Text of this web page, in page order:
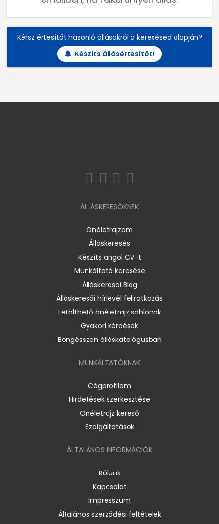
Kérsz értesítőt hasonló állásokról a keresésed alapján?
Készíts állásértesítőt!
ÁLLÁSKERESŐKNEK
Önéletrajzom
Álláskeresés
Készíts angol CV-t
Munkáltató keresése
Álláskeresői Blog
Álláskeresői hírlevél feliratkozás
Letölthető önéletrajz sablonok
Gyakori kérdések
Böngésszen álláskatalógusban
MUNKÁLTATÓKNAK
Cégprofilom
Hirdetések szerkesztése
Önéletrajz kereső
Szolgáltatások
ÁLTALÁNOS INFORMÁCIÓK
Rólunk
Kapcsolat
Impresszum
Általános szerződési feltételek